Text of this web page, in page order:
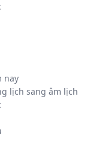
nay
lịch sang âm lịch